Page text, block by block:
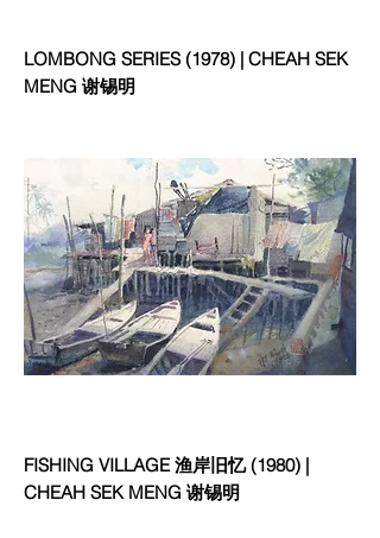
LOMBONG SERIES (1978) | CHEAH SEK
MENG 谢锡明
FISHING VILLAGE 渔岸旧忆 (1980) |
CHEAH SEK MENG 谢锡明